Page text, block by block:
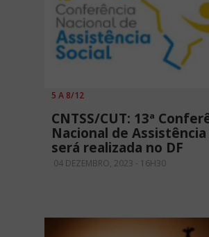
5 A 8/12
CNTSS/CUT: 13ª
Nacional de Assistência
será realizada no DF
04 DEZEMBRO, 2023 - 16H30